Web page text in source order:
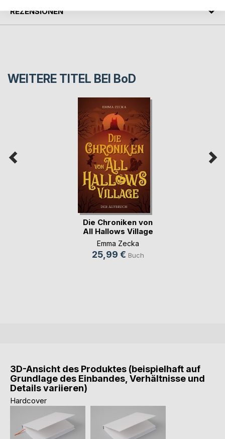
REZENSIONEN
WEITERE TITEL BEI BoD
Die Chroniken von
All Hallows Village
Emma Zecka
25,99 € Buch
3D-Ansicht des Produktes (beispielhaft auf
Grundlage des Einbandes, Verhältnisse und
Details variieren)
Hardcover